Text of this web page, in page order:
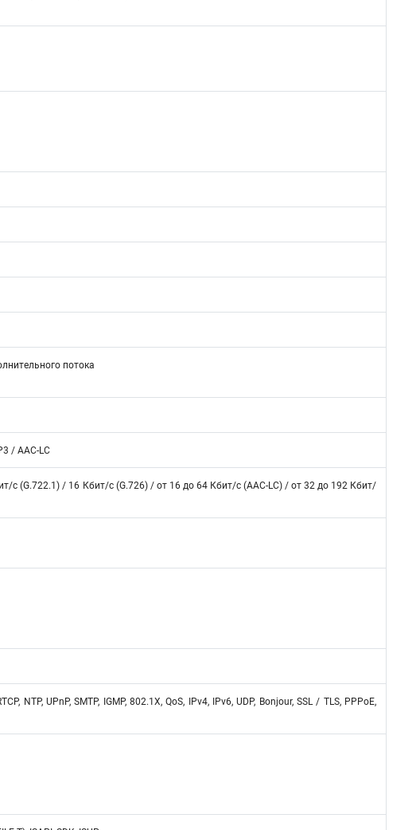
потока
/ AAC-LC
с (G.722.1) / 16 Кбит/с (G.726) / от 16 до 64 Кбит/с (AAC-LC) / от 32 до 192 Кбит/
NTP, UPnP, SMTP, IGMP, 802.1X, QoS, IPv4, IPv6, UDP, Bonjour, SSL / TLS, PPPoE,